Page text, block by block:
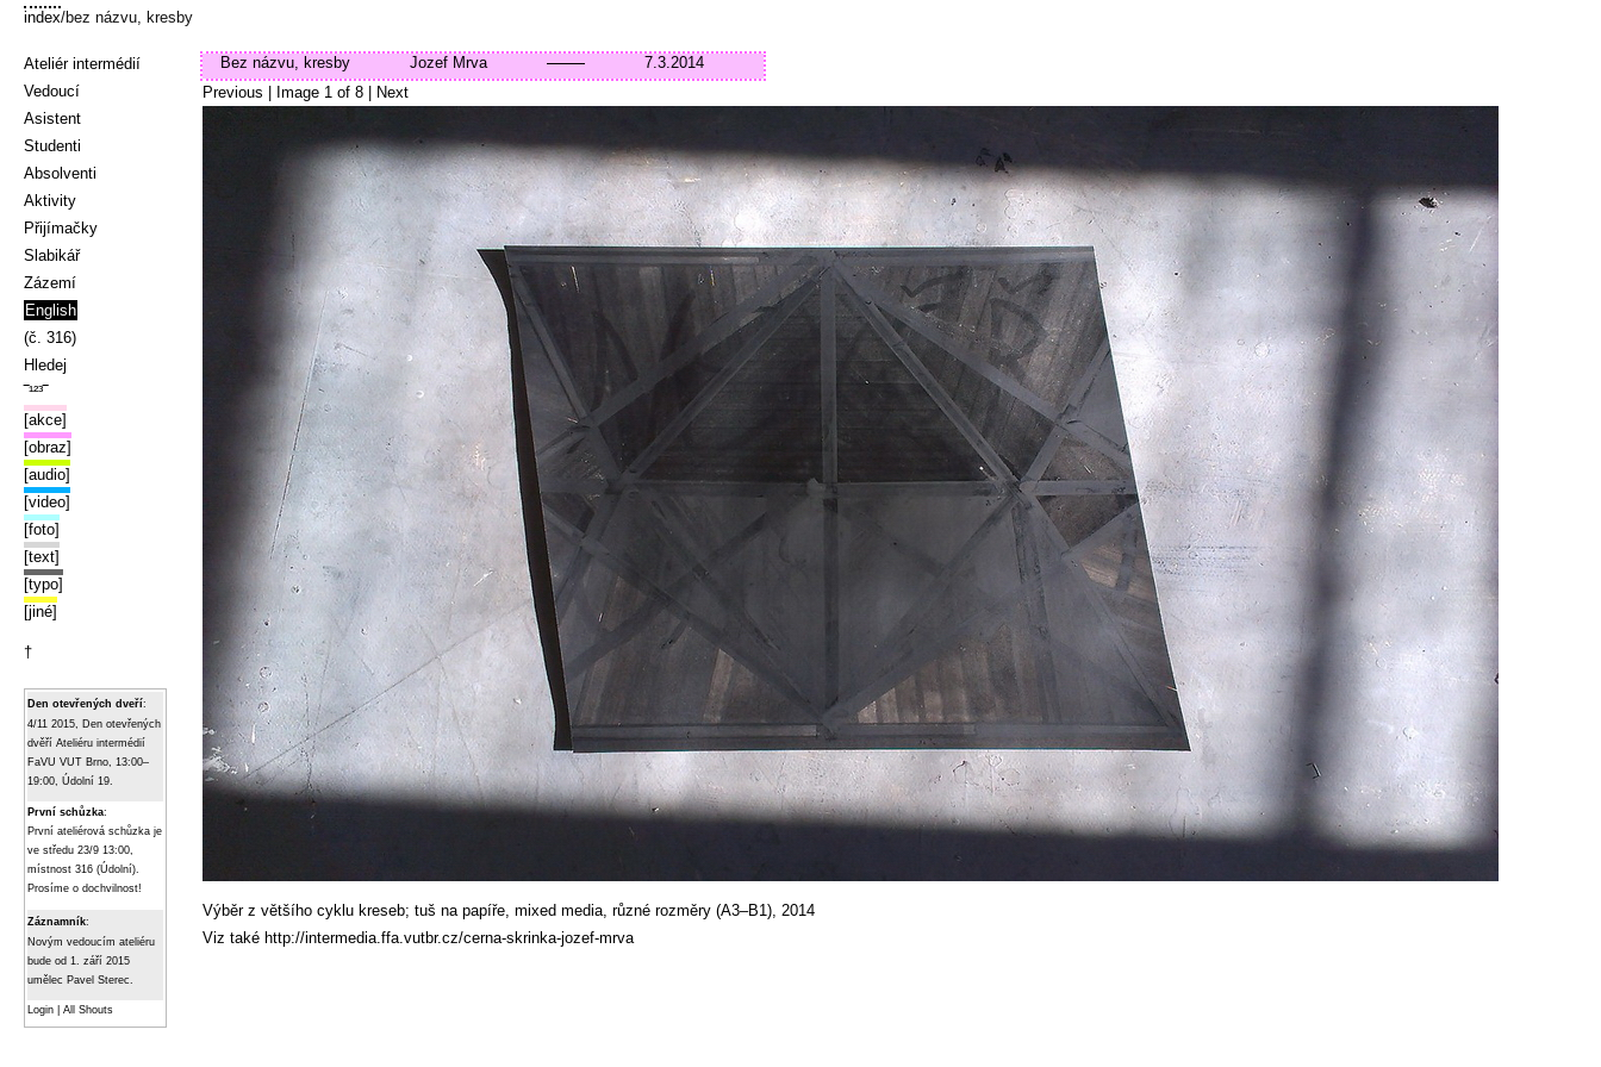
index/bez názvu, kresby
Ateliér intermédií
Vedoucí
Asistent
Studenti
Absolventi
Aktivity
Přijímačky
Slabikář
Zázemí
English
(č. 316)
Hledej
‾¹²³‾
[akce]
[obraz]
[audio]
[video]
[foto]
[text]
[typo]
[jiné]
†
Den otevřených dveří:
4/11 2015, Den otevřených
dvěří Ateliéru intermédií
FaVU VUT Brno, 13:00–
19:00, Údolní 19.
První schůzka:
První ateliérová schůzka je
ve středu 23/9 13:00,
místnost 316 (Údolní).
Prosíme o dochvilnost!
Záznamník:
Novým vedoucím ateliéru
bude od 1. září 2015
umělec Pavel Sterec.
Login All Shouts
Bez názvu, kresby Jozef Mrva
7.3.2014
Previous | Image 1 of 8 Next
Výběr z většího cyklu kreseb; tuš na papíře, mixed media, různé rozměry (A3–B1), 2014
Viz také http://intermedia.ffa.vutbr.cz/cerna-skrinka-jozef-mrva